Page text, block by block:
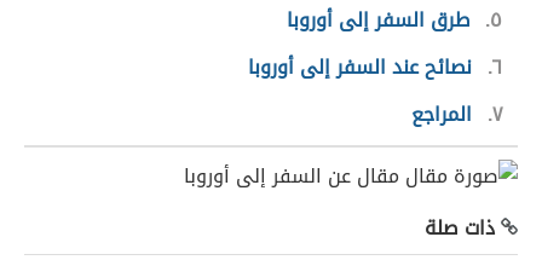
٥ طرق السفر إلى أوروبا
٦ نصائح عند السفر إلى أوروبا
٧ المراجع
ذات صلة